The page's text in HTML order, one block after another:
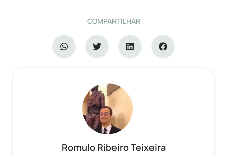
COMPARTILHAR
Romulo Ribeiro Teixeira